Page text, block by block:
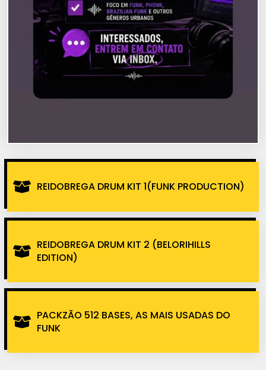
REIDOBREGA DRUM KIT 1(FUNK PRODUCTION)
REIDOBREGA DRUM KIT 2 (BELORIHILLS
EDITION)
PACKZÃO 512 BASES, AS MAIS USADAS DO
FUNK